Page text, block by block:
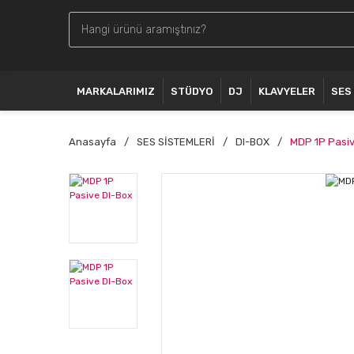
MARKALARIMIZ STÜDYO DJ KLAVYELER SES
Anasayfa SES SİSTEMLERİ DI-BOX MDP 1P